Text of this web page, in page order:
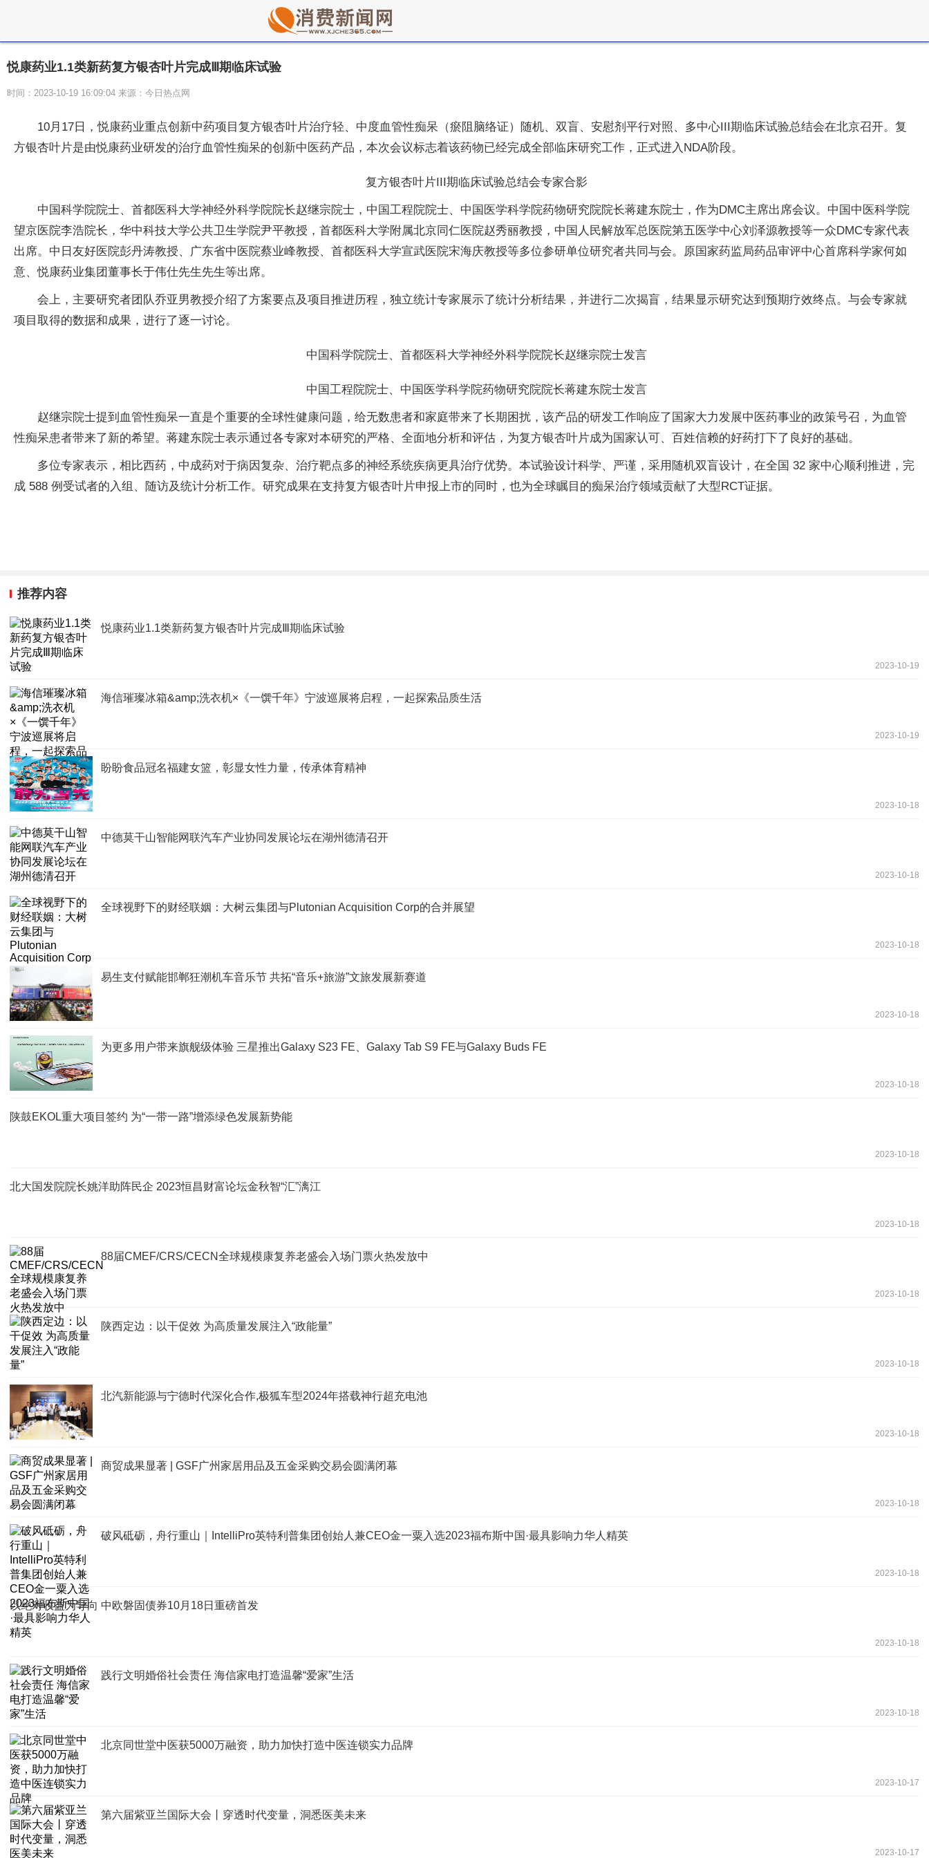
悦康药业1.1类新药复方银杏叶片完成Ⅲ期临床试验
时间：2023-10-19 16:09:04 来源：今日热点网
10月17日，悦康药业重点创新中药项目复方银杏叶片治疗轻、中度血管性痴呆（瘀阻脑络证）随机、双盲、安慰剂平行对照、多中心III期临床试验总结会在北京召开。复
方银杏叶片是由悦康药业研发的治疗血管性痴呆的创新中医药产品，本次会议标志着该药物已经完成全部临床研究工作，正式进入NDA阶段。
复方银杏叶片III期临床试验总结会专家合影
中国科学院院士、首都医科大学神经外科学院院长赵继宗院士，中国工程院院士、中国医学科学院药物研究院院长蒋建东院士，作为DMC主席出席会议。中国中医科学院
望京医院李浩院长，华中科技大学公共卫生学院尹平教授，首都医科大学附属北京同仁医院赵秀丽教授，中国人民解放军总医院第五医学中心刘泽源教授等一众DMC专家代表
出席。中日友好医院彭丹涛教授、广东省中医院蔡业峰教授、首都医科大学宣武医院宋海庆教授等多位参研单位研究者共同与会。原国家药监局药品审评中心首席科学家何如
意、悦康药业集团董事长于伟仕先生先生等出席。
会上，主要研究者团队乔亚男教授介绍了方案要点及项目推进历程，独立统计专家展示了统计分析结果，并进行二次揭盲，结果显示研究达到预期疗效终点。与会专家就
项目取得的数据和成果，进行了逐一讨论。
中国科学院院士、首都医科大学神经外科学院院长赵继宗院士发言
中国工程院院士、中国医学科学院药物研究院院长蒋建东院士发言
赵继宗院士提到血管性痴呆一直是个重要的全球性健康问题，给无数患者和家庭带来了长期困扰，该产品的研发工作响应了国家大力发展中医药事业的政策号召，为血管
性痴呆患者带来了新的希望。蒋建东院士表示通过各专家对本研究的严格、全面地分析和评估，为复方银杏叶片成为国家认可、百姓信赖的好药打下了良好的基础。
多位专家表示，相比西药，中成药对于病因复杂、治疗靶点多的神经系统疾病更具治疗优势。本试验设计科学、严谨，采用随机双盲设计，在全国 32 家中心顺利推进，完
成 588 例受试者的入组、随访及统计分析工作。研究成果在支持复方银杏叶片申报上市的同时，也为全球瞩目的痴呆治疗领域贡献了大型RCT证据。
推荐内容
悦康药业1.1类新药复方银杏叶片完成Ⅲ期临床试验
2023-10-19
海信璀璨冰箱&amp;洗衣机×《一馔千年》宁波巡展将启程，一起探索品质生活
2023-10-19
盼盼食品冠名福建女篮，彰显女性力量，传承体育精神
2023-10-18
中德莫干山智能网联汽车产业协同发展论坛在湖州德清召开
2023-10-18
全球视野下的财经联姻：大树云集团与Plutonian Acquisition Corp的合并展望
2023-10-18
易生支付赋能邯郸狂潮机车音乐节 共拓“音乐+旅游”文旅发展新赛道
2023-10-18
为更多用户带来旗舰级体验 三星推出Galaxy S23 FE、Galaxy Tab S9 FE与Galaxy Buds FE
2023-10-18
陕鼓EKOL重大项目签约 为“一带一路”增添绿色发展新势能
2023-10-18
北大国发院院长姚洋助阵民企 2023恒昌财富论坛金秋智“汇”漓江
2023-10-18
88届CMEF/CRS/CECN全球规模康复养老盛会入场门票火热发放中
2023-10-18
陕西定边：以干促效 为高质量发展注入“政能量”
2023-10-18
北汽新能源与宁德时代深化合作,极狐车型2024年搭载神行超充电池
2023-10-18
商贸成果显著 | GSF广州家居用品及五金采购交易会圆满闭幕
2023-10-18
破风砥砺，舟行重山｜IntelliPro英特利普集团创始人兼CEO金一粟入选2023福布斯中国·最具影响力华人精英
2023-10-18
以绝对收益为导向 中欧磐固债券10月18日重磅首发
2023-10-18
践行文明婚俗社会责任 海信家电打造温馨“爱家”生活
2023-10-18
北京同世堂中医获5000万融资，助力加快打造中医连锁实力品牌
2023-10-17
第六届紫亚兰国际大会丨穿透时代变量，洞悉医美未来
2023-10-17